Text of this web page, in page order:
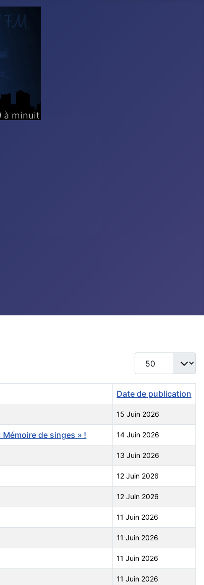
Afficher #
Date de publication
15 Juin 2026
de singes » ! 14 Juin 2026
13 Juin 2026
12 Juin 2026
12 Juin 2026
11 Juin 2026
11 Juin 2026
11 Juin 2026
11 Juin 2026